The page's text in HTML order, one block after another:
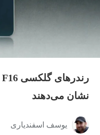
نشان می‌دهند
یوسف اسفندیاری